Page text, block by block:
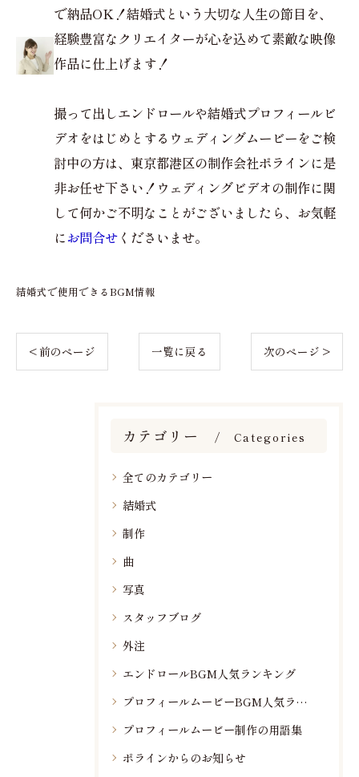
で納品OK！結婚式という大切な人生の節目を、
経験豊富なクリエイターが心を込めて素敵な映像
作品に仕上げます！
撮って出しエンドロールや結婚式プロフィールビ
デオをはじめとするウェディングムービーをご検
討中の方は、東京都港区の制作会社ポラインに是
非お任せ下さい！ウェディングビデオの制作に関
して何かご不明なことがございましたら、お気軽
にお問合せ くださいませ。
結婚式で使用できるBGM情報
< 前のページ 一覧に戻る 次のページ >
カテゴリー Categories
全てのカテゴリー
結婚式
制作
曲
写真
スタッフブログ
外注
エンドロールBGM人気ランキング
プロフィールムービーBGM人気ランキング
プロフィールムービー制作の用語集
ポラインからのお知らせ